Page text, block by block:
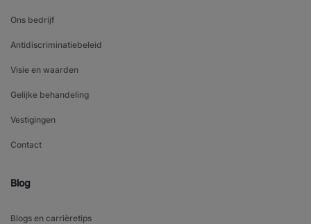
Ons bedrijf
Antidiscriminatiebeleid
Visie en waarden
Gelijke behandeling
Vestigingen
Contact
Blog
Blogs en carrièretips